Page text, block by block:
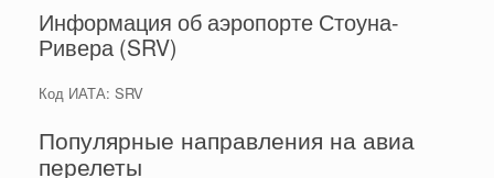
Информация об аэропорте Стоуна-
Ривера (SRV)
Код ИАТА: SRV
Популярные направления на авиа
перелеты